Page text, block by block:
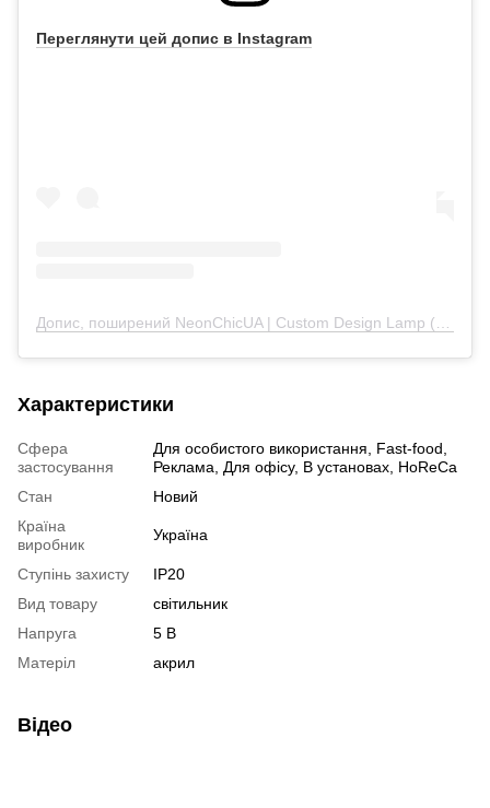
Переглянути цей допис в Instagram
Допис, поширений NeonChicUA | Custom Design Lamp (@neonchicua)
Характеристики
Сфера
застосування
Для особистого використання, Fast-food,
Реклама, Для офісу, В установах, HoReCa
Стан
Новий
Країна
виробник
Україна
Ступінь захисту
IP20
Вид товару
світильник
Напруга
5 В
Матеріл
акрил
Відео